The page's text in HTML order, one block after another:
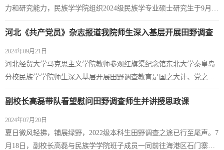
就奤商文化这一主题进行了深入的交流，...
力和研究能力，民族学学院组织2024级民族学专业硕士研究生于9月30
日至10月7日，赴秦皇岛柳江盆地开展了为期7天的田野调查。此次田
野调查由学院教师李立带队，院长岳小国、副院长柴冰和教师姚畅在
田野调查期间看望并指导学生团队开展具体工作。（图1：到达田野住
宿点当天集体合影）此次田野调查将学生分为了四个小组。各小组已
经在田野调查前做了充分准备，并且明...
河北《共产党员》杂志报道我院师生深入基层开展田野调查
2024年09月21日
​河北经贸大学马克思主义学院教师参观红旗渠纪念馆东北大学秦皇岛
分校民族学学院师生深入基层开展田野调查教育是国之大计、党之大
计。加强党对高校的领导，加强和改进高校党的建设，是办好中国特
色社会主义大学的根本保证。我省全面贯彻党的教育方针，落实立德
树人根本任务，把培养德智体美劳全面发展的社会主义建设者和接班
人作为根本任务，充分发挥党建引领作用，推动学科建设与产业发
展、社会需求、科技前沿紧密衔接，为服...
副校长高磊带队看望慰问田野调查师生并讲授思政课
2024年07月20日
夏日微风轻拂，铺展绿野，2022级本科生田野调查之途已行至尾声。7
月18日，副校长高磊与民族学学院班子成员一同前往海港区石门寨